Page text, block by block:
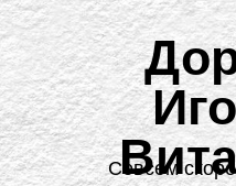
Совсем